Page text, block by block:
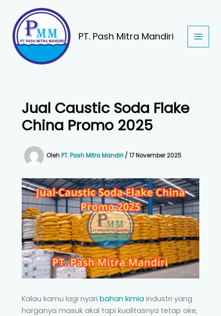
konten
PT. Pash Mitra Mandiri
Jual Caustic Soda Flake
China Promo 2025
OlehPT. Pash Mitra Mandiri / 17 November 2025
Kalau kamu lagi nyari bahan kimia industri yang
harganya masuk akal tapi kualitasnya tetap oke,